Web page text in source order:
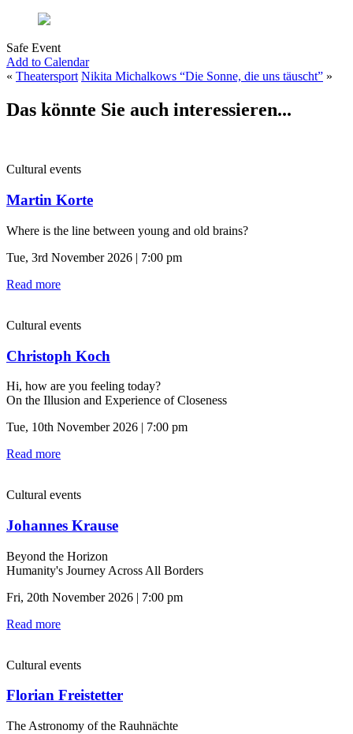
Safe Event
Add to Calendar
« Theatersport Nikita Michalkows “Die Sonne, die uns täuscht” »
Das könnte Sie auch interessieren...
Cultural events
Martin Korte
Where is the line between young and old brains?
Tue, 3rd November 2026 | 7:00 pm
Read more
Cultural events
Christoph Koch
Hi, how are you feeling today?
On the Illusion and Experience of Closeness
Tue, 10th November 2026 | 7:00 pm
Read more
Cultural events
Johannes Krause
Beyond the Horizon
Humanity's Journey Across All Borders
Fri, 20th November 2026 | 7:00 pm
Read more
Cultural events
Florian Freistetter
The Astronomy of the Rauhnächte